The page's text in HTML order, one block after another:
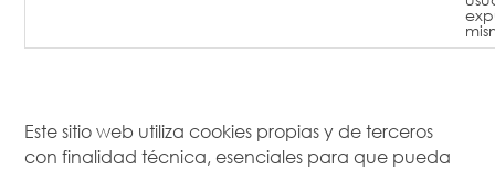
Este sitio web utiliza cookies propias y de terceros
con finalidad técnica, esenciales para que pueda